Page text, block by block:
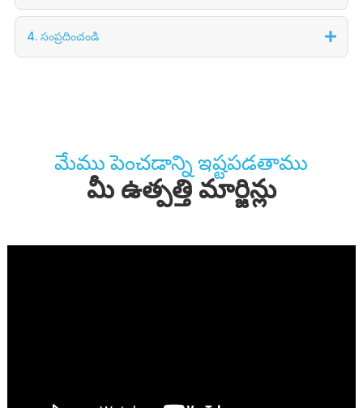
4. సంప్రదించండి
మేము పెంచడాన్ని ఇష్టపడతాము
మీ ఉత్పత్తి మార్జిన్లు